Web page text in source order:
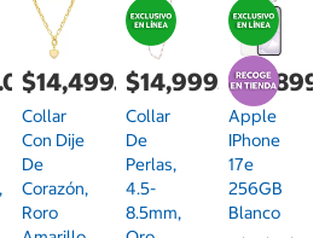
$14,499.00
Collar
Con Dije
De
Corazón,
Roro
$14,999.00
Collar
De
Perlas,
4.5-
8.5mm,
Apple
IPhone
17e
256GB
Blanco